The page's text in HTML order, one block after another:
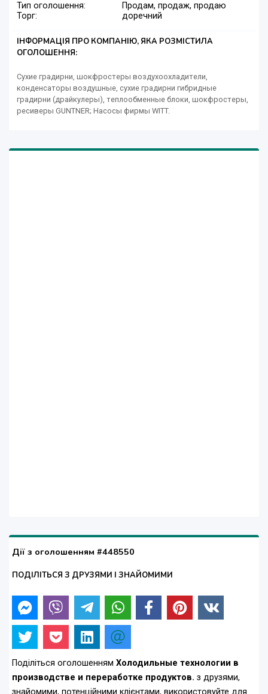
Тип оголошення:
Продам, продаж, продаю
Торг:
доречний
ІНФОРМАЦІЯ ПРО КОМПАНІЮ, ЯКА РОЗМІСТИЛА
ОГОЛОШЕННЯ:
Сухие градирни, шокфростеры воздухоохладители,
конденсаторы воздушные, сухие градирни гибридные
градирни (драйкулеры), теплообменные блоки, шокфростеры,
ресиверы GUNTNER; Насосы фирмы WITT.
Дії з оголошенням #448550
ПОДІЛІТЬСЯ З ДРУЗЯМИ І ЗНАЙОМИМИ
Поділіться оголошенням Холодильные технологии в
производстве и переработке продуктов. з друзями,